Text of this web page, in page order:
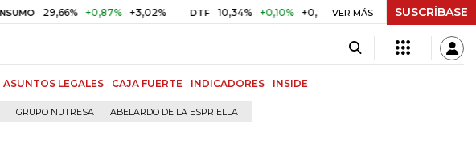
29,66% +0,87% +3,02% DTF 10,34% +0,10% +0,98% UVR $ 416,91 +$ 0,05 +0,01%
VER MÁS SUSCRÍBASE
ASUNTOS LEGALES CAJA FUERTE INDICADORES INSIDE
GRUPO NUTRESA ABELARDO DE LA ESPRIELLA